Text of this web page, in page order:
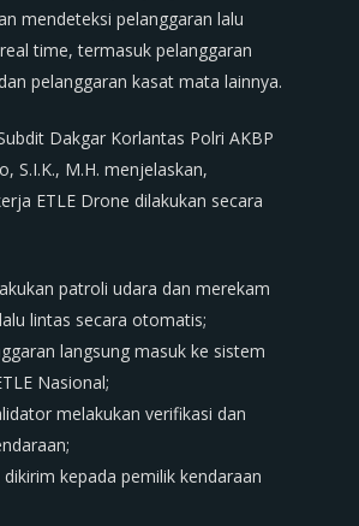
mendeteksi pelanggaran lalu
time, termasuk pelanggaran
pelanggaran kasat mata lainnya.
Dakgar Korlantas Polri AKBP
S.I.K., M.H. menjelaskan,
ETLE Drone dilakukan secara
patroli udara dan merekam
lintas secara otomatis;
langsung masuk ke sistem
Nasional;
melakukan verifikasi dan
kepada pemilik kendaraan